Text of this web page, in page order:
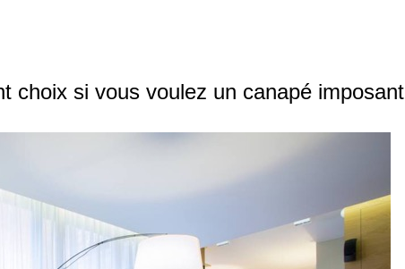
choix si vous voulez un canapé imposant